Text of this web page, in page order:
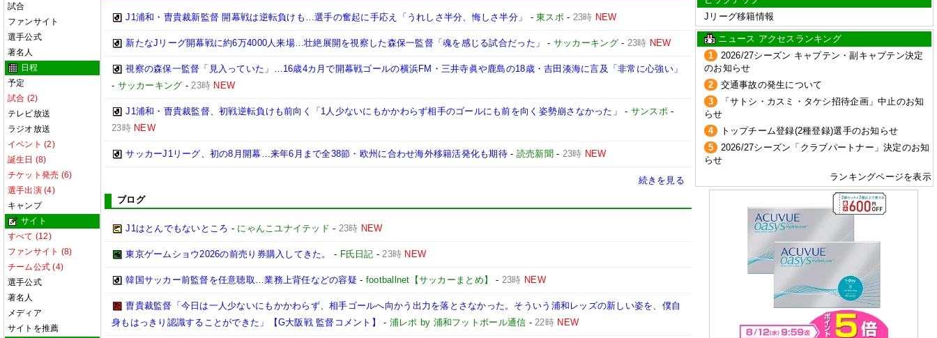
試合
ファンサイト
選手公式
著名人
日程
予定
試合 (2)
テレビ放送
ラジオ放送
イベント (2)
誕生日 (8)
チケット発売 (6)
選手出演 (4)
キャンプ
サイト
すべて (12)
ファンサイト (8)
チーム公式 (4)
選手公式
著名人
メディア
サイトを推薦
J1浦和・曺貴裁新監督 開幕戦は逆転負けも…選手の奮起に手応え「うれしさ半分、悔しさ半分」 -東スポ- 23時 NEW
新たなJリーグ開幕戦に約6万4000人来場…壮絶展開を視察した森保一監督「魂を感じる試合だった」 - サッカーキング- 23時 NEW
視察の森保一監督「見入っていた」…16歳4カ月で開幕戦ゴールの横浜FM・三井寺眞や鹿島の18歳・吉田湊海に言及「非常に心強い」
- サッカーキング -23時 NEW
J1浦和・曺貴裁監督、初戦逆転負けも前向く「1人少ないにもかかわらず相手のゴールにも前を向く姿勢崩さなかった」 - サンスポ-
23時 NEW
サッカーJ1リーグ、初の8月開幕…来年6月まで全38節・欧州に合わせ海外移籍活発化も期待 - 読売新聞 - 23時 NEW
続きを見る
ブログ
J1はとんでもないところ - にゃんこユナイテッド - 23時 NEW
東京ゲームショウ2026の前売り券購入してきた。 - F氏日記 -23時 NEW
韓国サッカー前監督を任意聴取…業務上背任などの容疑 - footballnet【サッカーまとめ】 - 23時 NEW
曺貴裁監督「今日は一人少ないにもかかわらず、相手ゴールへ向かう出力を落とさなかった。そういう浦和レッズの新しい姿を、僕自
身もはっきり認識することができた」【G大阪戦 監督コメント】
- 浦レポ by 浦和フットボール通信 -22時 NEW
Jリーグ移籍情報
ニュース アクセスランキング
1
2026/27シーズン キャプテン・副キャプテン決定
のお知らせ
2
交通事故の発生について
3
「サトシ・カスミ・タケシ招待企画」中止のお知
らせ
4
トップチーム登録(2種登録)選手のお知らせ
5
2026/27シーズン「クラブパートナー」決定のお知
らせ
ランキングページを表示